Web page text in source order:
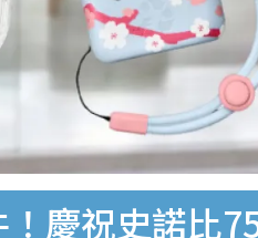
慶祝史諾比